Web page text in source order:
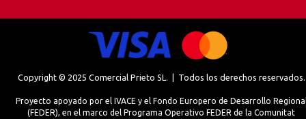
Copyright © 2025 Comercial Prieto SL. | Todos los derechos reservados.
Proyecto apoyado por el IVACE y el Fondo Europero de Desarrollo
(FEDER), en el marco del Programa Operativo FEDER de la Comunitat